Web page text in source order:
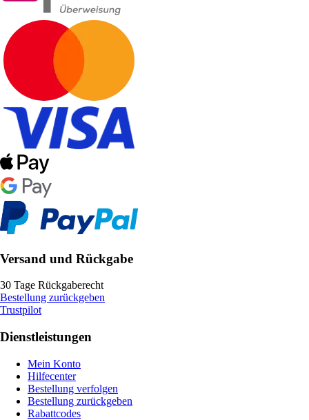
Versand und Rückgabe
30 Tage Rückgaberecht
Bestellung zurückgeben
Trustpilot
Dienstleistungen
Mein Konto
Hilfecenter
Bestellung verfolgen
Bestellung zurückgeben
Rabattcodes